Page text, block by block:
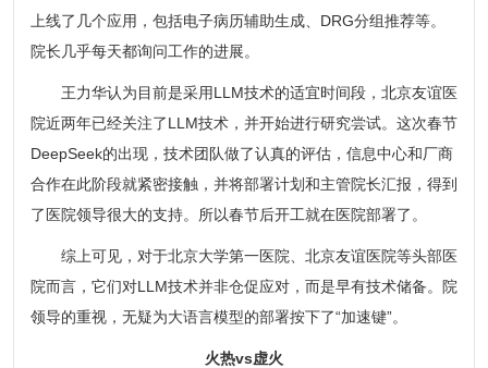
上线了几个应用，包括电子病历辅助生成、DRG分组推荐等。
院长几乎每天都询问工作的进展。
王力华认为目前是采用LLM技术的适宜时间段，北京友谊医
院近两年已经关注了LLM技术，并开始进行研究尝试。这次春节
DeepSeek的出现，技术团队做了认真的评估，信息中心和厂商
合作在此阶段就紧密接触，并将部署计划和主管院长汇报，得到
了医院领导很大的支持。所以春节后开工就在医院部署了。
综上可见，对于北京大学第一医院、北京友谊医院等头部医
院而言，它们对LLM技术并非仓促应对，而是早有技术储备。院
领导的重视，无疑为大语言模型的部署按下了“加速键”。
火热vs虚火